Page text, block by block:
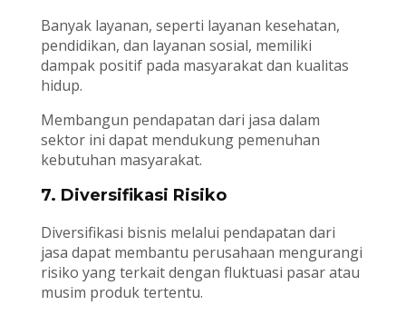
Banyak layanan, seperti layanan kesehatan,
pendidikan, dan layanan sosial, memiliki
dampak positif pada masyarakat dan kualitas
hidup.
Membangun pendapatan dari jasa dalam
sektor ini dapat mendukung pemenuhan
kebutuhan masyarakat.
7. Diversifikasi Risiko
Diversifikasi bisnis melalui pendapatan dari
jasa dapat membantu perusahaan mengurangi
risiko yang terkait dengan fluktuasi pasar atau
musim produk tertentu.